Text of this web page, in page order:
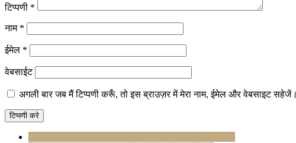
टिप्पणी *
नाम *
ईमेल *
वेबसाईट
अगली बार जब मैं टिप्पणी करूँ, तो इस ब्राउज़र में मेरा नाम, ईमेल और वेबसाइट सहेजें।